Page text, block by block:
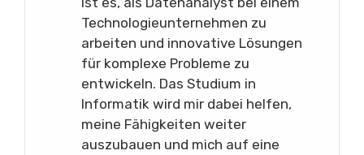
Technologieunternehmen zu
arbeiten und innovative Lösungen
für komplexe Probleme zu
entwickeln. Das Studium in
Informatik wird mir dabei helfen,
meine Fähigkeiten weiter
auszubauen und mich auf eine